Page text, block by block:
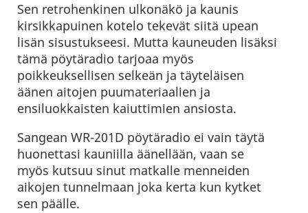
Sen retrohenkinen ulkonäkö ja kaunis
kirsikkapuinen kotelo tekevät siitä upean
lisän sisustukseesi. Mutta kauneuden lisäksi
tämä pöytäradio tarjoaa myös
poikkeuksellisen selkeän ja täyteläisen
äänen aitojen puumateriaalien ja
ensiluokkaisten kaiuttimien ansiosta.
Sangean WR-201D pöytäradio ei vain täytä
huonettasi kauniilla äänellään, vaan se
myös kutsuu sinut matkalle menneiden
aikojen tunnelmaan joka kerta kun kytket
sen päälle.